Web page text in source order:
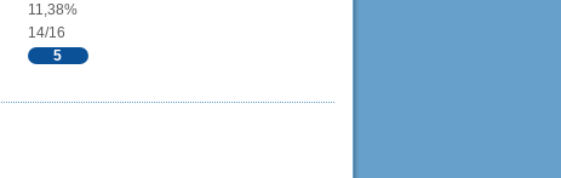
11,38%
14/16
5